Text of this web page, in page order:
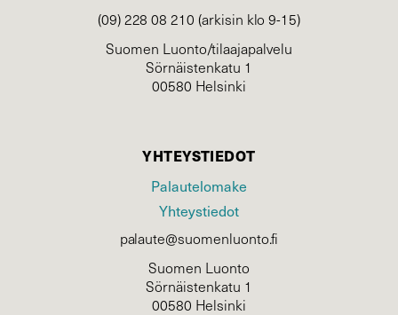
(09) 228 08 210 (arkisin klo 9-15)
Suomen Luonto/tilaajapalvelu
Sörnäistenkatu 1
00580 Helsinki
YHTEYSTIEDOT
Palautelomake
Yhteystiedot
palaute@suomenluonto.fi
Suomen Luonto
Sörnäistenkatu 1
00580 Helsinki